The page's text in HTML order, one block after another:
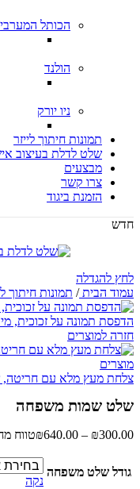
הכותל המערבי
הולנד
ניו יורק
תמונות חיתוך לייזר
שלט לדלת בעיצוב
מבצעים
צרו קשר
הזמנת ביגוד
חדש
לחץ להגדלה
עמוד הבית/ תמונות חיתוך
הדפסת תמונה על זכוכית, מידות: 100
חזרה למוצרים
צלחת מעץ מלא עם חריטה,
שלט שמות משפחה
₪300.00
–
₪640.00 טווח מחירים:
גודל שלט משפחה
נקה